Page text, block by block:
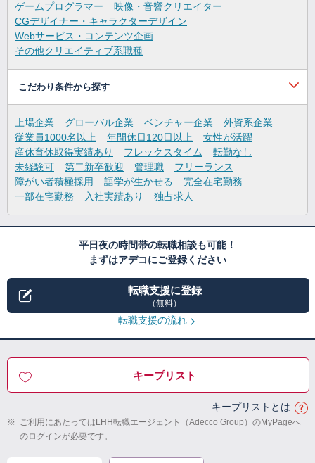
ゲームプログラマー
映像・音響クリエイター
CGデザイナー・キャラクターデザイン
Webサービス・コンテンツ企画
その他クリエイティブ系職種
こだわり条件から探す
上場企業 グローバル企業 ベンチャー企業
外資系企業
従業員1000名以上
年間休日120日以上
女性が活躍
産休育休取得実績あり
フレックスタイム
転勤なし
未経験可
第二新卒歓迎 管理職
フリーランス
障がい者積極採用
語学が生かせる
完全在宅勤務
一部在宅勤務
入社実績あり 独占求人
平日夜の時間帯の転職相談も可能！
まずはアデコにご登録ください
転職支援に登録
（無料）
転職支援の流れ
キープリスト
キープリストとは
※ ご利用にあたってはLHH転職エージェント（Adecco Group）のMyPageへ
のログインが必要です。